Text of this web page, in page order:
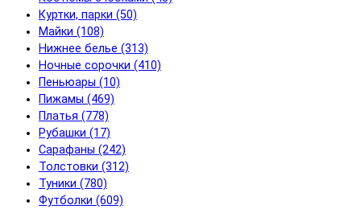
Куртки, парки (50)
Майки (108)
Нижнее белье (313)
Ночные сорочки (410)
Пеньюары (10)
Пижамы (469)
Платья (778)
Рубашки (17)
Сарафаны (242)
Толстовки (312)
Туники (780)
Футболки (609)